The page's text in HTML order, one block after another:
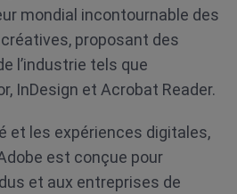
mondial incontournable des
proposant des
l’industrie tels que
InDesign et Acrobat Reader.
et les expériences digitales,
est conçue pour
et aux entreprises de